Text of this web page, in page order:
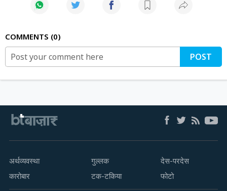
COMMENTS 0
POST
अर्थव्यवस्था
कारोबार
गुल्लक
टक-टकिया
देस-परदेस
फोटो